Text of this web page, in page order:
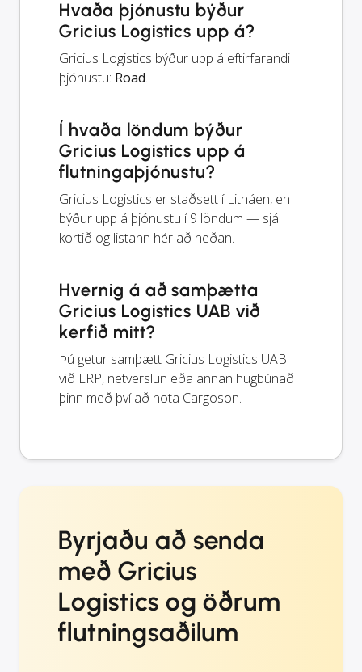
Hvaða þjónustu býður
Gricius Logistics upp á?
Gricius Logistics býður upp á eftirfarandi
þjónustu: Road.
Í hvaða löndum býður
Gricius Logistics upp á
flutningaþjónustu?
Gricius Logistics er staðsett í Litháen, en
býður upp á þjónustu í 9 löndum — sjá
kortið og listann hér að neðan.
Hvernig á að samþætta
Gricius Logistics UAB við
kerfið mitt?
Þú getur samþætt Gricius Logistics UAB
við ERP, netverslun eða annan hugbúnað
þinn með því að nota Cargoson.
Byrjaðu að senda
með Gricius
Logistics og öðrum
flutningsaðilum